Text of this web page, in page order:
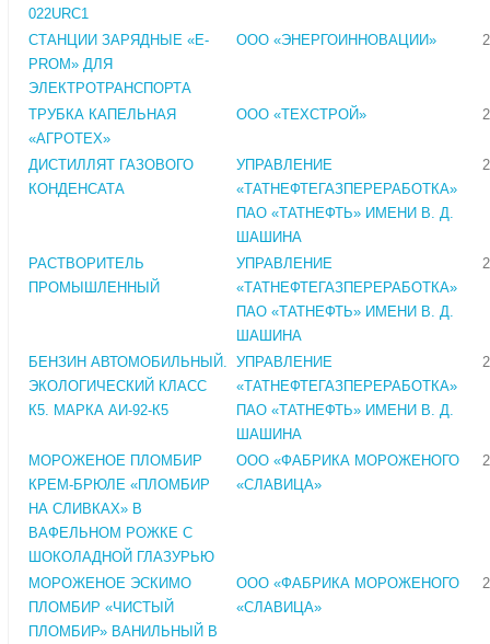
022URC1
СТАНЦИИ ЗАРЯДНЫЕ «E-
PROM» ДЛЯ
ЭЛЕКТРОТРАНСПОРТА
ООО «ЭНЕРГОИННОВАЦИИ»
ТРУБКА КАПЕЛЬНАЯ
«АГРОТЕХ»
ООО «ТЕХСТРОЙ»
ДИСТИЛЛЯТ ГАЗОВОГО
КОНДЕНСАТА
УПРАВЛЕНИЕ
«ТАТНЕФТЕГАЗПЕРЕРАБОТКА»
ПАО «ТАТНЕФТЬ» ИМЕНИ В. Д.
ШАШИНА
РАСТВОРИТЕЛЬ
ПРОМЫШЛЕННЫЙ
УПРАВЛЕНИЕ
«ТАТНЕФТЕГАЗПЕРЕРАБОТКА»
ПАО «ТАТНЕФТЬ» ИМЕНИ В. Д.
ШАШИНА
БЕНЗИН АВТОМОБИЛЬНЫЙ.
ЭКОЛОГИЧЕСКИЙ КЛАСС
К5. МАРКА АИ-92-К5
УПРАВЛЕНИЕ
«ТАТНЕФТЕГАЗПЕРЕРАБОТКА»
ПАО «ТАТНЕФТЬ» ИМЕНИ В. Д.
ШАШИНА
МОРОЖЕНОЕ ПЛОМБИР
КРЕМ-БРЮЛЕ «ПЛОМБИР
НА СЛИВКАХ» В
ВАФЕЛЬНОМ РОЖКЕ С
ШОКОЛАДНОЙ ГЛАЗУРЬЮ
ООО «ФАБРИКА МОРОЖЕНОГО
«СЛАВИЦА»
МОРОЖЕНОЕ ЭСКИМО
ПЛОМБИР «ЧИСТЫЙ
ПЛОМБИР» ВАНИЛЬНЫЙ В
ООО «ФАБРИКА МОРОЖЕНОГО
«СЛАВИЦА»